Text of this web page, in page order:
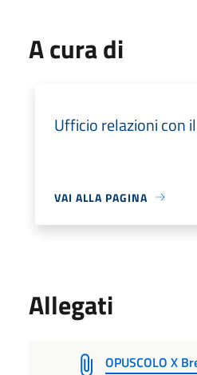
A cura di
Ufficio relazioni con
VAI ALLA PAGINA
Allegati
OPUSCOLO X